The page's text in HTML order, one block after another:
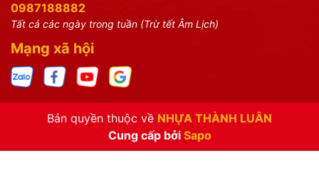
0987188882
Tất cả các ngày trong tuần (Trừ tết Âm Lịch)
Mạng xã hội
Bản quyền thuộc về NHỰA THÀNH LUÂN
Cung cấp bởi Sapo